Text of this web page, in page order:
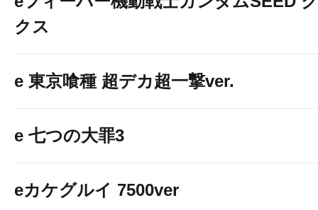
クス
e 東京喰種 超デカ超一撃ver.
e 七つの大罪3
eカケグルイ 7500ver